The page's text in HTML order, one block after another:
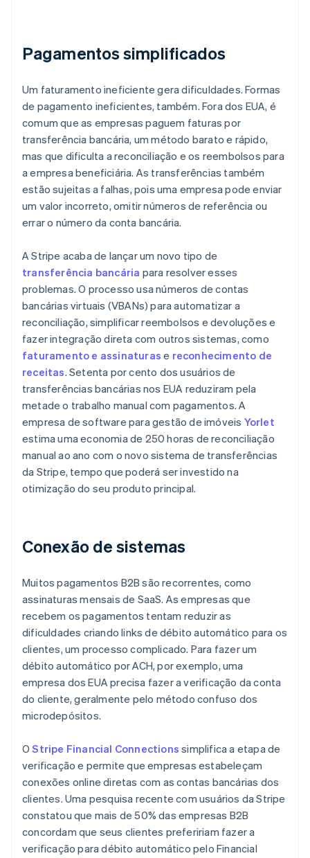
Pagamentos simplificados
Um faturamento ineficiente gera dificuldades. Formas
de pagamento ineficientes, também. Fora dos EUA, é
comum que as empresas paguem faturas por
transferência bancária, um método barato e rápido,
mas que dificulta a reconciliação e os reembolsos para
a empresa beneficiária. As transferências também
estão sujeitas a falhas, pois uma empresa pode enviar
um valor incorreto, omitir números de referência ou
errar o número da conta bancária.
A Stripe acaba de lançar um novo tipo de
transferência bancária para resolver esses
problemas. O processo usa números de contas
bancárias virtuais (VBANs) para automatizar a
reconciliação, simplificar reembolsos e devoluções e
fazer integração direta com outros sistemas, como
faturamento e assinaturas e reconhecimento de
receitas. Setenta por cento dos usuários de
transferências bancárias nos EUA reduziram pela
metade o trabalho manual com pagamentos. A
empresa de software para gestão de imóveis Yorlet
estima uma economia de 250 horas de reconciliação
manual ao ano com o novo sistema de transferências
da Stripe, tempo que poderá ser investido na
otimização do seu produto principal.
Conexão de sistemas
Muitos pagamentos B2B são recorrentes, como
assinaturas mensais de SaaS. As empresas que
recebem os pagamentos tentam reduzir as
dificuldades criando links de débito automático para os
clientes, um processo complicado. Para fazer um
débito automático por ACH, por exemplo, uma
empresa dos EUA precisa fazer a verificação da conta
do cliente, geralmente pelo método confuso dos
microdepósitos.
OStripe Financial Connections simplifica a etapa de
verificação e permite que empresas estabeleçam
conexões online diretas com as contas bancárias dos
clientes. Uma pesquisa recente com usuários da Stripe
constatou que mais de 50% das empresas B2B
concordam que seus clientes prefeririam fazer a
verificação para débito automático pelo Financial